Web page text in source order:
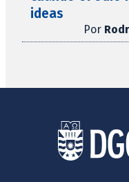
ideas
Por